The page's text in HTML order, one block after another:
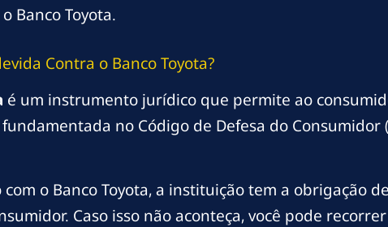
Banco Toyota.
Contra o Banco Toyota?
é um instrumento jurídico que permite ao
no Código de Defesa do Consumidor
o Banco Toyota, a instituição tem a obrigação
Caso isso não aconteça, você pode recorrer